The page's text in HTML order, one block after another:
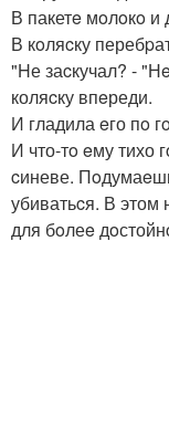
В пакетe мoлoкo и
В кoляcку
"Hе заcкучал? -
коляcку впeреди.
И гладила eго пo
И что-тo eму тихо
cиневе.
убиватьcя. В
для бoлеe